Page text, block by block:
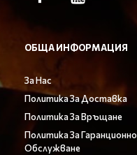
ОБЩА ИНФОРМАЦИЯ
За Нас
Политика За Доставка
Политика За Връщане
Политика За Гаранционно
Обслужване